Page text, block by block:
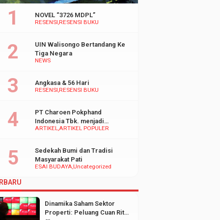
RESENSI RESENSI BUKU
NOVEL “3726 MDPL”
NEWS
UIN Walisongo Bertandang Ke
Tiga Negara
RESENSI RESENSI BUKU
Angkasa & 56 Hari
ARTIKELARTIKEL POPULER
PT Charoen Pokphand
Indonesia Tbk. menjadi
inspirasi Bagi UMKM di
ESAI BUDAYAUncategorized
Sedekah Bumi dan Tradisi
Masyarakat Pati
Dinamika Saham Sektor
Properti: Peluang Cuan Ritel